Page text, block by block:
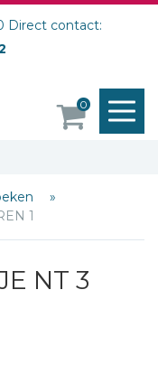
Direct contact:
0
1
NT 3